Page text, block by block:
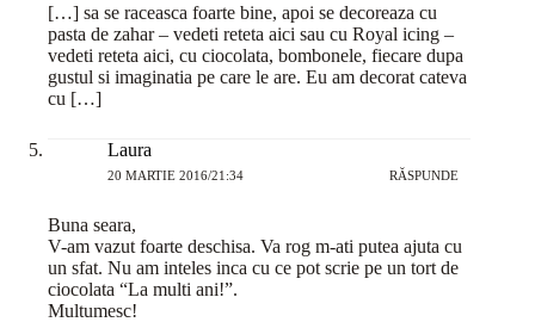
[…] sa se raceasca foarte bine, apoi se decoreaza cu
pasta de zahar – vedeti reteta aici sau cu Royal icing –
vedeti reteta aici, cu ciocolata, bombonele, fiecare dupa
gustul si imaginatia pe care le are. Eu am decorat cateva
cu […]
Laura
20 MARTIE 2016/21:34 RĂSPUNDE
Buna seara,
V-am vazut foarte deschisa. Va rog m-ati putea ajuta cu
un sfat. Nu am inteles inca cu ce pot scrie pe un tort de
ciocolata “La multi ani!”.
Multumesc!